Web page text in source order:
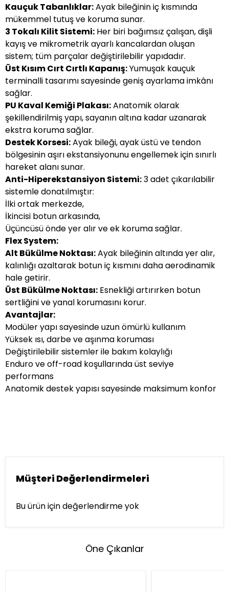
Kauçuk Tabanlıklar:Ayak bileğinin iç kısmında
mükemmel tutuş ve koruma sunar.
3 Tokalı Kilit Sistemi: Her biri bağımsız çalışan, dişli
kayış ve mikrometrik ayarlı kancalardan oluşan
sistem; tüm parçalar değiştirilebilir yapıdadır.
Üst Kısım Cırt Cırtlı Kapanış:Yumuşak kauçuk
terminalli tasarımı sayesinde geniş ayarlama imkânı
sağlar.
PU Kaval Kemiği Plakası:Anatomik olarak
şekillendirilmiş yapı, sayanın altına kadar uzanarak
ekstra koruma sağlar.
Destek Korsesi:Ayak bileği, ayak üstü ve tendon
bölgesinin aşırı ekstansiyonunu engellemek için sınırlı
hareket alanı sunar.
Anti-Hiperekstansiyon Sistemi:3 adet çıkarılabilir
sistemle donatılmıştır:
İlki ortak merkezde,
İkincisi botun arkasında,
Üçüncüsü önde yer alır ve ek koruma sağlar.
Flex System:
Alt Bükülme Noktası:Ayak bileğinin altında yer alır,
kalınlığı azaltarak botun iç kısmını daha aerodinamik
hale getirir.
Üst Bükülme Noktası: Esnekliği artırırken botun
sertliğini ve yanal korumasını korur.
Avantajlar:
Modüler yapı sayesinde uzun ömürlü kullanım
Yüksek ısı, darbe ve aşınma koruması
Değiştirilebilir sistemler ile bakım kolaylığı
Enduro ve off-road koşullarında üst seviye
performans
Anatomik destek yapısı sayesinde maksimum konfor
Müşteri Değerlendirmeleri
Bu ürün için değerlendirme yok
Öne Çıkanlar